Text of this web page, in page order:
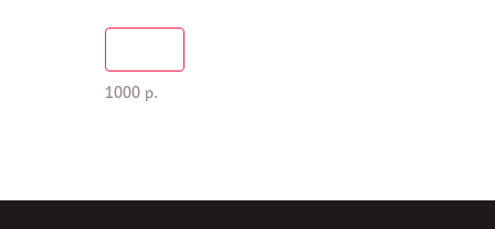
1000 р.